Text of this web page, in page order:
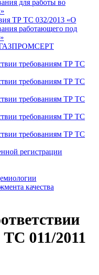
для работы во
ТР ТС 032/2013 «О
работающего под
ГАЗПРОМСЕРТ
требованиям ТР ТС
требованиям ТР ТС
требованиям ТР ТС
требованиям ТР ТС
требованиям ТР ТС
регистрации
качества
011/2011